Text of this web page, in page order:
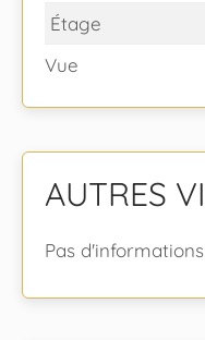
Étage
Vue
AUTRES
Pas